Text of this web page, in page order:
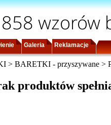
wzorów
Galeria Reklamacje
> BARETKI - przyszywane >
produktów